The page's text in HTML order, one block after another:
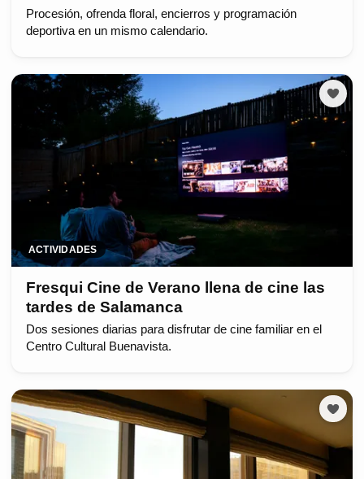
Procesión, ofrenda floral, encierros y programación
deportiva en un mismo calendario.
ACTIVIDADES
Fresqui Cine de Verano llena de cine las
tardes de Salamanca
Dos sesiones diarias para disfrutar de cine familiar en el
Centro Cultural Buenavista.